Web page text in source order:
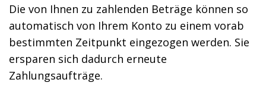
Die von Ihnen zu zahlenden Beträge können so
automatisch von Ihrem Konto zu einem vorab
bestimmten Zeitpunkt eingezogen werden. Sie
ersparen sich dadurch erneute
Zahlungsaufträge.